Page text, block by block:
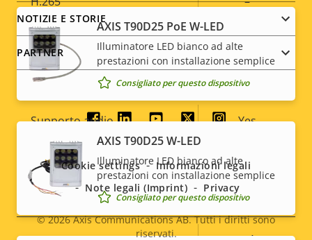
AV1 –
Audio
Descrizione
della
proprietà
Valore
della
proprietà
Supporto audio Yes
Microfono incorporato
Integrazione di sistemi
AXIS T90D25 PoE W-LED
Illuminatore LED bianco ad alte
prestazioni con installazione semplice
Consigliato per questo dispositivo
AXIS T90D25 W-LED
Illuminatore LED bianco ad alte
prestazioni con installazione semplice
Consigliato per questo dispositivo
NOTIZIE E STORIE
PARTNER
Social
menu
© 2026Axis Communications AB. Tutti i diritti sono
riservati.
Cookie settings
Informazioni legali
Note legali (Imprint)
Privacy